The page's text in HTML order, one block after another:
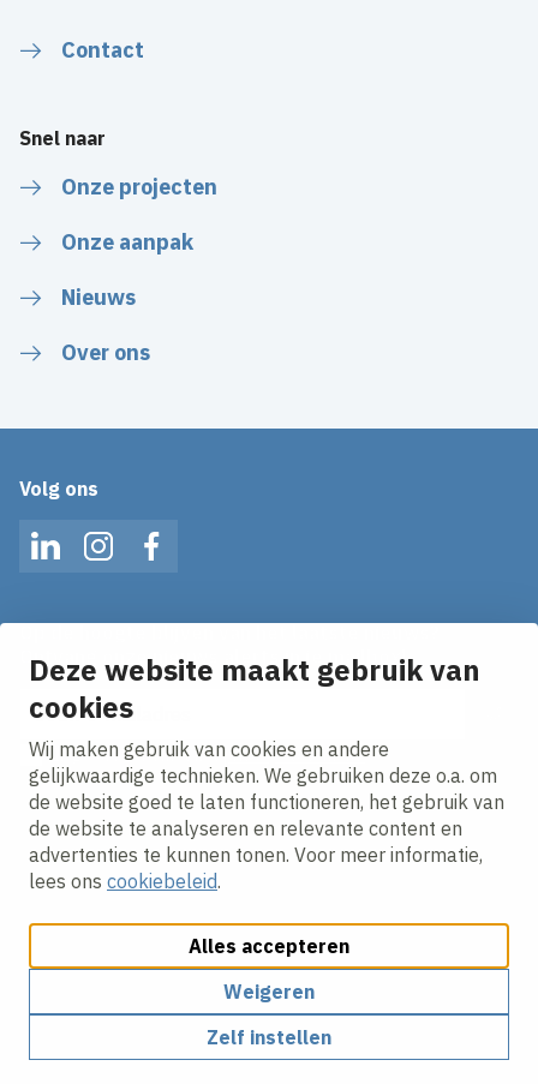
Deze website maakt gebruik van
cookies
Wij maken gebruik van cookies en andere
gelijkwaardige technieken. We gebruiken deze o.a. om
de website goed te laten functioneren, het gebruik van
de website te analyseren en relevante content en
advertenties te kunnen tonen. Voor meer informatie,
lees ons cookiebeleid.
Alles accepteren
Weigeren
Zelf instellen
Contact
Snel naar
Onze projecten
Onze aanpak
Nieuws
Over ons
Volg ons
LinkedInInstagramFacebook
Ontvang onze nieuws alerts in je mailbox!
E-mailadres
Ik ga akkoord met hetprivacy statement.
Cookies aanpassenCookie beleidPrivacy policy
Algemene inkoopvoorwaarden